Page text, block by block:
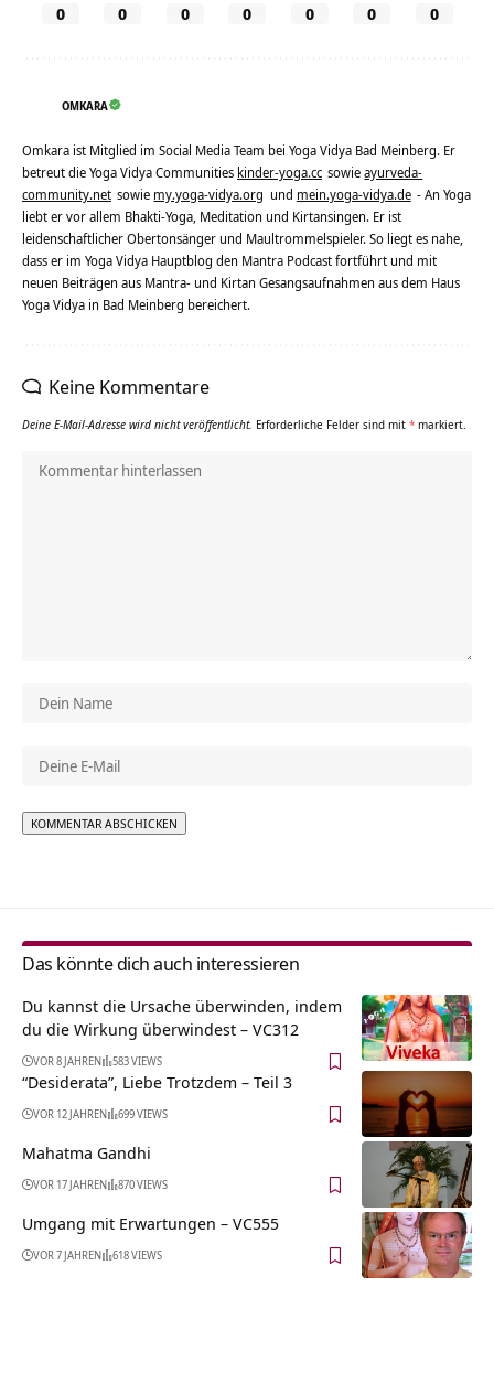
0 0 0 0 0 0 0
OMKARA
Omkara ist Mitglied im Social Media Team bei Yoga Vidya Bad Meinberg. Er
betreut die Yoga Vidya Communities kinder-yoga.cc sowieayurveda-
community.net sowie my.yoga-vidya.org und mein.yoga-vidya.de - An Yoga
liebt er vor allem Bhakti-Yoga, Meditation und Kirtansingen. Er ist
leidenschaftlicher Obertonsänger und Maultrommelspieler. So liegt es nahe,
dass er im Yoga Vidya Hauptblog den Mantra Podcast fortführt und mit
neuen Beiträgen aus Mantra- und Kirtan Gesangsaufnahmen aus dem Haus
Yoga Vidya in Bad Meinberg bereichert.
Keine Kommentare
Deine E-Mail-Adresse wird nicht veröffentlicht. Erforderliche Felder sind mit * markiert.
Das könnte dich auch interessieren
Du kannst die Ursache überwinden, indem
du die Wirkung überwindest – VC312
VOR 8 JAHREN 583 VIEWS
“Desiderata”, Liebe Trotzdem – Teil 3
VOR 12 JAHREN 699 VIEWS
Mahatma Gandhi
VOR 17 JAHREN 870 VIEWS
Umgang mit Erwartungen – VC555
VOR 7 JAHREN 618 VIEWS